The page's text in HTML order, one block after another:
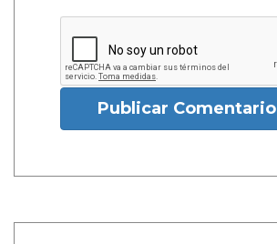
Publicar Comentario